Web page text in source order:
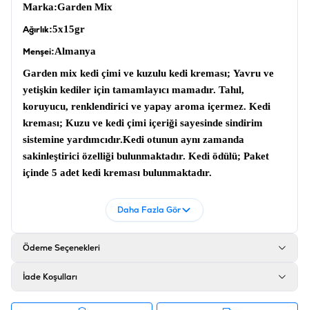
Marka:Garden Mix
Ağırlık:5x15gr
Menşei:Almanya
Garden mix kedi çimi ve kuzulu kedi kreması; Yavru ve
yetişkin kediler için tamamlayıcı mamadır. Tahıl,
koruyucu, renklendirici ve yapay aroma içermez. Kedi
kreması; Kuzu ve kedi çimi içeriği sayesinde sindirim
sistemine yardımcıdır.Kedi otunun aynı zamanda
sakinleştirici özelliği bulunmaktadır. Kedi ödülü; Paket
içinde 5 adet kedi kreması bulunmaktadır.
Et ve hayvansal kaynaklı yan ürünler (%4 kuzu), sebze
yan ürünleri, süt ve süt yan ürünleri, kedi otu (%0,1)
Ham protein %4; ham yağ %3,5; ham kül %2; ham lif
%0,3; nem %87
Daha Fazla Gör
Ödeme Seçenekleri
İade Koşulları